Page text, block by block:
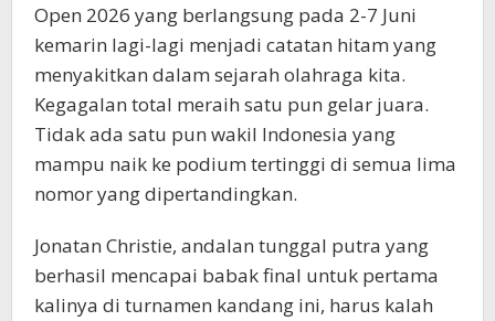
Open 2026 yang berlangsung pada 2-7 Juni
kemarin lagi-lagi menjadi catatan hitam yang
menyakitkan dalam sejarah olahraga kita.
Kegagalan total meraih satu pun gelar juara.
Tidak ada satu pun wakil Indonesia yang
mampu naik ke podium tertinggi di semua lima
nomor yang dipertandingkan.
​Jonatan Christie, andalan tunggal putra yang
berhasil mencapai babak final untuk pertama
kalinya di turnamen kandang ini, harus kalah